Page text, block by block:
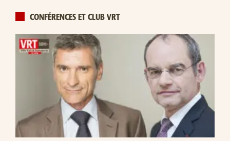
CONFÉRENCES ET CLUB VRT